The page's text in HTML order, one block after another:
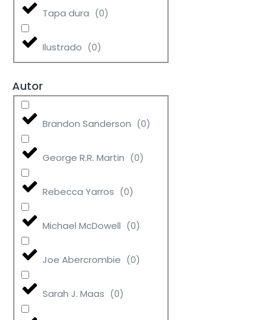
Tapa dura (0)
Ilustrado (0)
Autor
Brandon Sanderson (0)
George R.R. Martin (0)
Rebecca Yarros (0)
Michael McDowell (0)
Joe Abercrombie (0)
Sarah J. Maas (0)